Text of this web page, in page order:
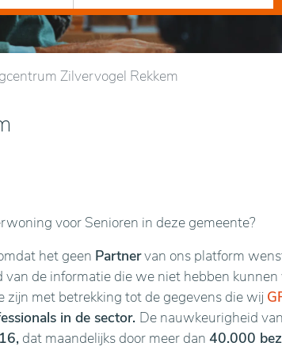
Zilvervogel Rekkem
voor Senioren in deze gemeente?
het geen Partnervan ons platform
de informatie die we niet hebben
zijn met betrekking tot de gegevens die wij
in de sector. De nauwkeurigheid
dat maandelijks door meer dan 40.000